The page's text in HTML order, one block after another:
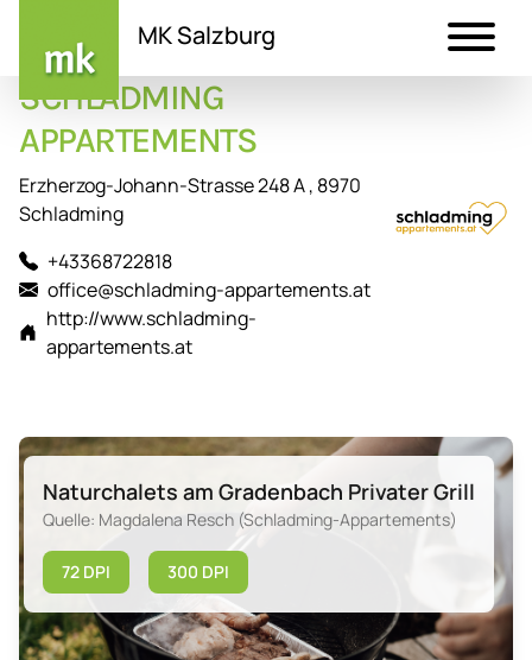
zum
Inhalt
MK Salzburg
SCHLADMING
APPARTEMENTS
Erzherzog-Johann-Strasse 248 A , 8970
Schladming
+43368722818
office@schladming-appartements.at
http://www.schladming-
appartements.at
Naturchalets am Gradenbach Privater Grill
Quelle: Magdalena Resch (Schladming-Appartements)
72 DPI 300 DPI